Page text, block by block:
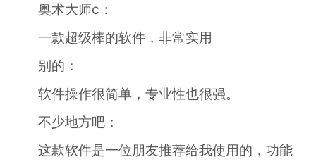
奥术大师c：
一款超级棒的软件，非常实用
别的：
软件操作很简单，专业性也很强。
不少地方吧：
这款软件是一位朋友推荐给我使用的，功能